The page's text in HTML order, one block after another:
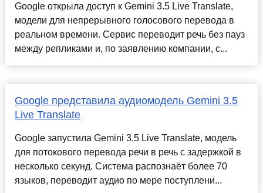
Google открыла доступ к Gemini 3.5 Live Translate,
модели для непрерывного голосового перевода в
реальном времени. Сервис переводит речь без пауз
между репликами и, по заявлению компании, с...
Google представила аудиомодель Gemini 3.5
Live Translate
Google запустила Gemini 3.5 Live Translate, модель
для потокового перевода речи в речь с задержкой в
несколько секунд. Система распознаёт более 70
языков, переводит аудио по мере поступлени...